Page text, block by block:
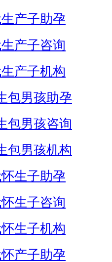
产子助孕
产子咨询
产子机构
包男孩助孕
包男孩咨询
包男孩机构
生子助孕
生子咨询
生子机构
产子助孕